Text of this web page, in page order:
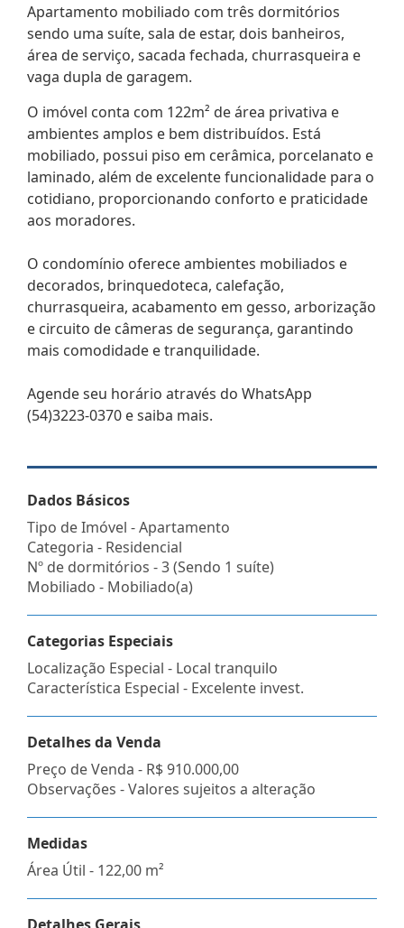
Apartamento mobiliado com três dormitórios
sendo uma suíte, sala de estar, dois banheiros,
área de serviço, sacada fechada, churrasqueira e
vaga dupla de garagem.
O imóvel conta com 122m² de área privativa e
ambientes amplos e bem distribuídos. Está
mobiliado, possui piso em cerâmica, porcelanato e
laminado, além de excelente funcionalidade para o
cotidiano, proporcionando conforto e praticidade
aos moradores.
O condomínio oferece ambientes mobiliados e
decorados, brinquedoteca, calefação,
churrasqueira, acabamento em gesso, arborização
e circuito de câmeras de segurança, garantindo
mais comodidade e tranquilidade.
Agende seu horário através do WhatsApp
(54)3223-0370 e saiba mais.
Dados Básicos
Tipo de Imóvel - Apartamento
Categoria - Residencial
Nº de dormitórios - 3 (Sendo 1 suíte)
Mobiliado - Mobiliado(a)
Categorias Especiais
Localização Especial - Local tranquilo
Característica Especial - Excelente invest.
Detalhes da Venda
Preço de Venda - R$ 910.000,00
Observações - Valores sujeitos a alteração
Medidas
Área Útil - 122,00 m²